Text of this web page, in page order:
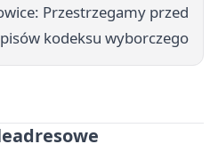
Przestrzegamy przed
kodeksu wyborczego